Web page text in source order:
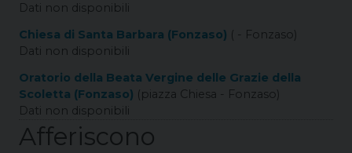
Dati non disponibili
Chiesa di Santa Barbara (Fonzaso) ( - Fonzaso)
Dati non disponibili
Oratorio della Beata Vergine delle Grazie della
Scoletta (Fonzaso) (piazza Chiesa - Fonzaso)
Dati non disponibili
Afferiscono